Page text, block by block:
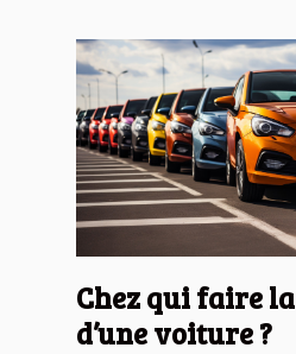
Chez qui faire
d’une voiture ?